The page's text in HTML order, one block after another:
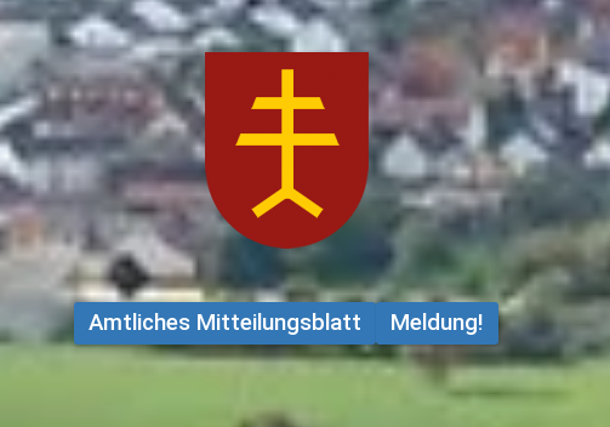
Amtliches Mitteilungsblatt Meldung!